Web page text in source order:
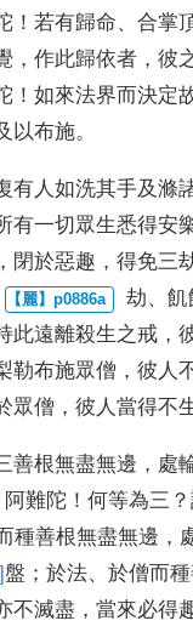
！若有歸命、合掌
，作此歸依者 ，彼
！如來法界而決定
以布施。
有人如洗其手及滌
有一切眾生悉得安
， 閉於惡趣 ，得免三
劫、飢
此遠離殺生之戒 ，
勒布施眾僧 ，彼人
眾僧 ，彼人當得不
善根無盡無邊 ， 處
阿難陀 ！何等為三 ？
種善根無盡無邊 ，
盤 ；於法、於僧而
不滅盡 ，當來必得